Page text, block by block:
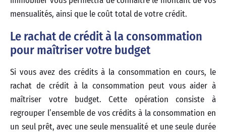
mensualités, ainsi que le coût total de votre crédit.
Le rachat de crédit à la consommation
pour maîtriser votre budget
Si vous avez des crédits à la consommation en cours, le
rachat de crédit à la consommation peut vous aider à
maîtriser votre budget. Cette opération consiste à
regrouper l’ensemble de vos crédits à la consommation en
un seul prêt, avec une seule mensualité et une seule durée